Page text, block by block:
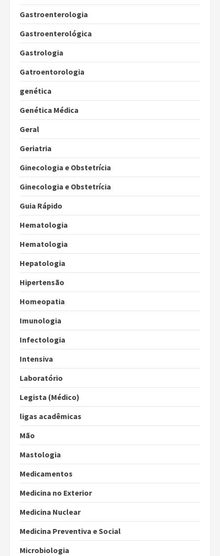
Gastroenterologia
Gastroenterológica
Gastrologia
Gatroentorologia
genética
Genética Médica
Geral
Geriatria
Ginecologia e Obstetrícia
Ginecologia e Obstetrícia
Guia Rápido
Hematologia
Hematologia
Hepatologia
Hipertensão
Homeopatia
Imunologia
Infectologia
Intensiva
Laboratório
Legista (Médico)
ligas acadêmicas
Mão
Mastologia
Medicamentos
Medicina no Exterior
Medicina Nuclear
Medicina Preventiva e Social
Microbiologia